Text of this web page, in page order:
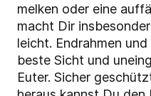
melken oder eine
macht Dir
leicht. Endrahmen
beste Sicht und
Euter. Sicher